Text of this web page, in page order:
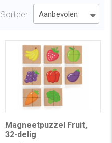
Sorteer
Magneetpuzzel Fruit,
32-delig